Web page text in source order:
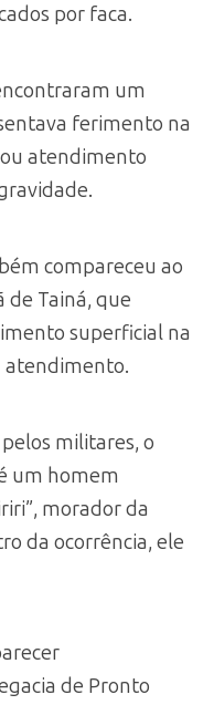
por faca.
um
ferimento na
atendimento
compareceu ao
de Tainá, que
superficial na
atendimento.
militares, o
um homem
morador da
da ocorrência, ele
de Pronto